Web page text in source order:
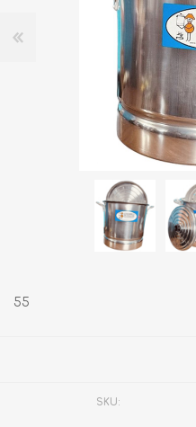
55
SKU: